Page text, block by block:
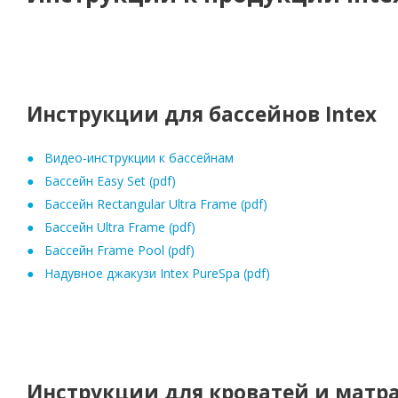
Инструкции для бассейнов Intex
Видео-инструкции к бассейнам
Бассейн Easy Set (pdf)
Бассейн Rectangular Ultra Frame (pdf)
Бассейн Ultra Frame (pdf)
Бассейн Frame Pool (pdf)
Надувное джакузи Intex PureSpa (pdf)
Инструкции для кроватей и